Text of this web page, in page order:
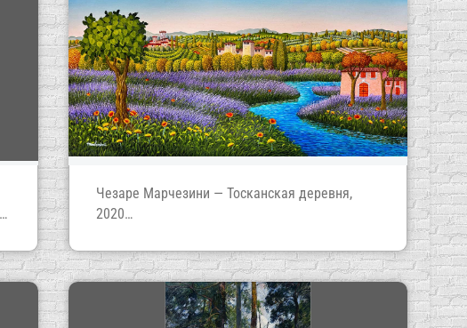
Чезаре Марчезини — Тосканская деревня,
2020
Авиве)